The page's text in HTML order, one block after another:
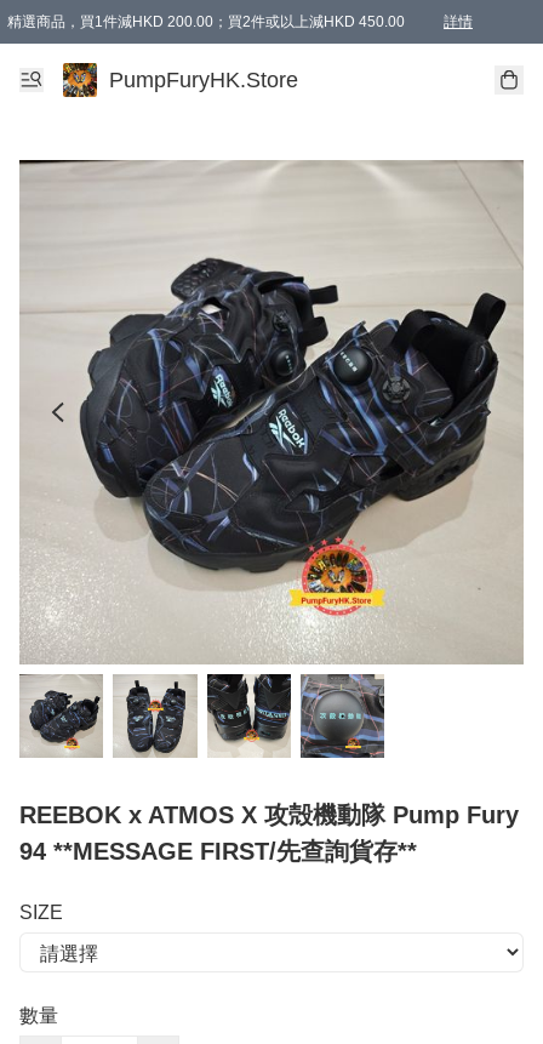
精選商品，買1件減HKD 200.00；買2件或以上減HKD 450.00 詳情
AAPE商品,會員專享9折或以上（按會員等級）AAPE products, members can
精選商品，任選買2件或以上減HKD 100.00
購物滿 HKD 800.00即享免運費優惠！（適用於 特定的送貨方式 )
PumpFuryHK.Store
REEBOK x ATMOS X 攻殻機動隊 Pump Fury
94 **MESSAGE FIRST/先查詢貨存**
SIZE
數量